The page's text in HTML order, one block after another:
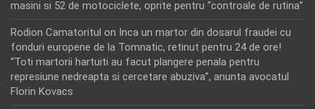
masini si 52 de motociclete, oprite pentru “controale de rutina”
Rodion Camatoritul on Inca un martor din dosarul fraudei cu
fonduri europene de la Tomnatic, retinut pentru 24 de ore!
“Toti martorii hartuiti au facut plangere penala pentru
represiune nedreapta si cercetare abuziva”, anunta avocatul
Florin Kovacs